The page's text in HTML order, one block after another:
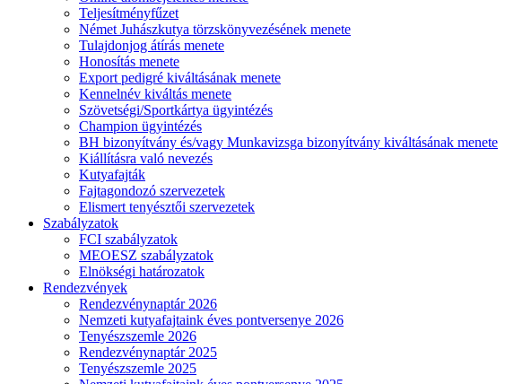
Teljesítményfűzet
Német Juhászkutya törzskönyvezésének menete
Tulajdonjog átírás menete
Honosítás menete
Export pedigré kiváltásának menete
Kennelnév kiváltás menete
Szövetségi/Sportkártya ügyintézés
Champion ügyintézés
BH bizonyítvány és/vagy Munkavizsga bizonyítvány kiváltásának menete
Kiállításra való nevezés
Kutyafajták
Fajtagondozó szervezetek
Elismert tenyésztői szervezetek
Szabályzatok
FCI szabályzatok
MEOESZ szabályzatok
Elnökségi határozatok
Rendezvények
Rendezvénynaptár 2026
Nemzeti kutyafajtaink éves pontversenye 2026
Tenyészszemle 2026
Rendezvénynaptár 2025
Tenyészszemle 2025